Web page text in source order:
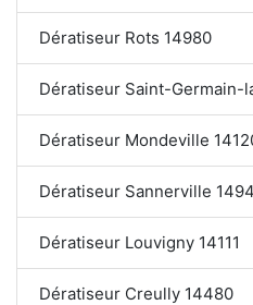
Dératiseur Rots 14980
Dératiseur Saint-Germain-
Dératiseur Mondeville
Dératiseur Sannerville
Dératiseur Louvigny 14111
Dératiseur Creully 14480